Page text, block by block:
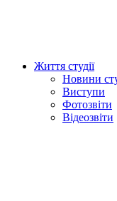
Життя студії
Новини
Виступи
Фотозвіти
Відеозвіти